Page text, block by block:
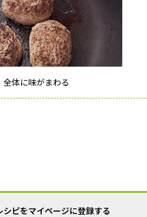
全体に味がまわる
シピをマイページに登録する